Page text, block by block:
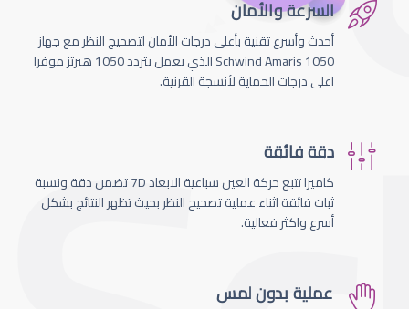
السرعة والأمان
أحدث وأسرع تقنية بأعلى درجات الأمان لتصحيج النظر مع جهاز
Schwind Amaris 1050 الذي يعمل بتردد 1050 هيرتز موفرا
اعلى درجات الحماية لأنسجة القرنية.
دقة فائقة
كاميرا تتبع حركة العين سباعية الابعاد 7D تضمن دقة ونسبة
ثبات فائقة اثناء عملية تصحيح النظر بحيث تظهر النتائج بشكل
أسرع واكثر فعالية.
عملية بدون لمس